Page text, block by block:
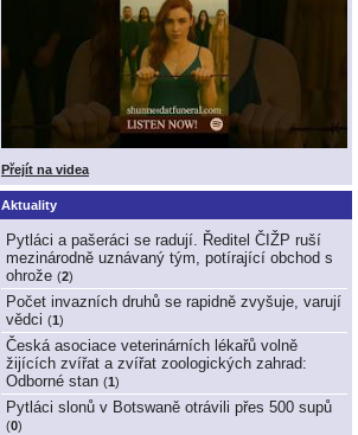
Přejít na videa
Aktuality
Pytláci a pašeráci se radují. Ředitel ČIŽP ruší
mezinárodně uznávaný tým, potírající obchod s
ohrože (2)
Počet invazních druhů se rapidně zvyšuje, varují
vědci (1)
Česká asociace veterinárních lékařů volně
žijících zvířat a zvířat zoologických zahrad:
Odborné stan (1)
Pytláci slonů v Botswaně otrávili přes 500 supů
(0)